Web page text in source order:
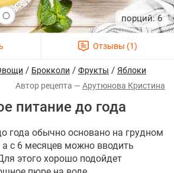
6
/ Брокколи / Фрукты / Яблоки
Арутюнова Кристина
питание до года
года обычно основано на грудном
с 6 месяцев можно вводить
этого хорошо подойдет